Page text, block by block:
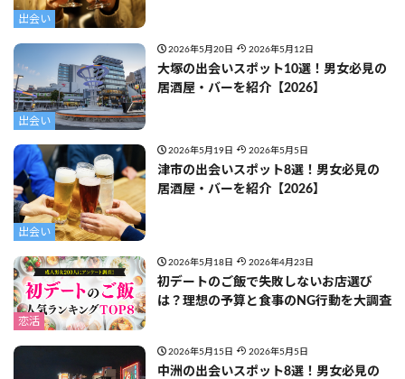
出会い
出会い
2026年5月20日 2026年5月12日
大塚の出会いスポット10選！男女必見の
居酒屋・バーを紹介【2026】
出会い
2026年5月19日 2026年5月5日
津市の出会いスポット8選！男女必見の
居酒屋・バーを紹介【2026】
恋活
2026年5月18日 2026年4月23日
初デートのご飯で失敗しないお店選び
は？理想の予算と食事のNG行動を大調査
2026年5月15日 2026年5月5日
中洲の出会いスポット8選！男女必見の